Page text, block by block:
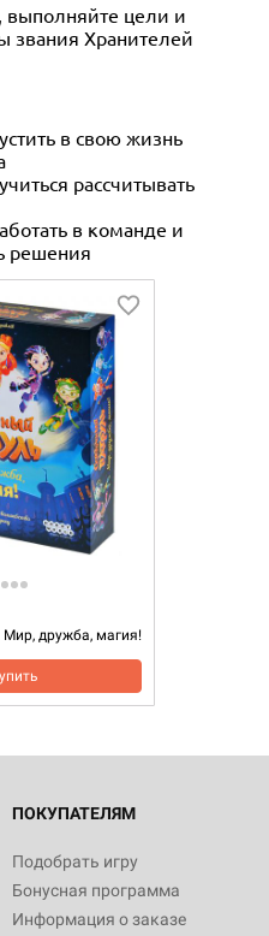
выполняйте цели и
звания Хранителей
в свою жизнь
рассчитывать
в команде и
решения
дружба, магия!
ПОКУПАТЕЛЯМ
Подобрать игру
Бонусная программа
Информация о заказе